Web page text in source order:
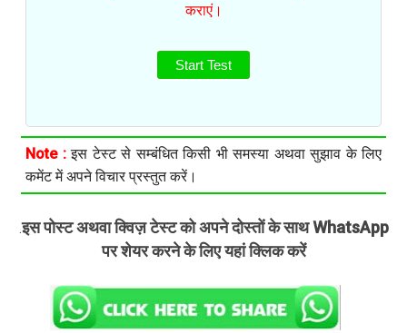
कराएं।
Start Test
Note :इस टेस्ट से सम्बंधित किसी भी समस्या अथवा सुझाव के लिए
कमेंट में अपने विचार प्रस्तुत करें।
.इस पोस्ट अथवा क्विज़ टेस्ट को अपने दोस्तों के साथ WhatsApp
पर शेयर करने के लिए यहां क्लिक करें